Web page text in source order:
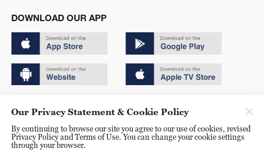
DOWNLOAD OUR APP
京ICP备20000184号
京公网安备 11010502050052号
Our Privacy Statement & Cookie Policy
By continuing to browse our site you agree to our use of cookies, revised
Privacy Policy and Terms of Use. You can change your cookie settings
through your browser.